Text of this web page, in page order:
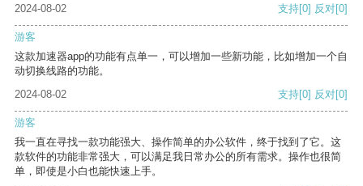
2024-08-02
支持[0] 反对[0]
游客
这款加速器app的功能有点单一，可以增加一些新功能，比如增加一个自
动切换线路的功能。
2024-08-02
支持[0] 反对[0]
游客
我一直在寻找一款功能强大、操作简单的办公软件，终于找到了它。这
款软件的功能非常强大，可以满足我日常办公的所有需求。操作也很简
单，即使是小白也能快速上手。